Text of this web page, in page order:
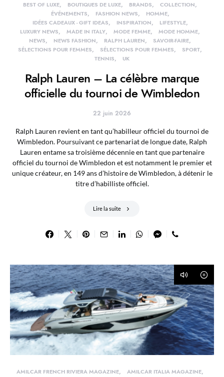
BEST OF LUXE
BOUTIQUES DE LUXE BRANDS
COLLECTION
ÉVÉNEMENTS
FASHION NEWS
HOMME
IDÉES CADEAUX - GIFT IDEAS
INSPIRATION
LIFESTYLE
LUXURY NEWS
MADE IN ITALY MODE FEMME
MODE HOMME
NEWS
NEWS FASHION RALPH LAUREN
SAVOIR-FAIRE
SÉLECTIONS POUR FEMMES
SÉLECTIONS POUR FEMMES
SPORT
TENNIS
UK
Ralph Lauren – La célèbre marque
officielle du tournoi de Wimbledon
22 juin 2026
Ralph Lauren revient en tant qu’habilleur officiel du tournoi de
Wimbledon. Poursuivant ce partenariat de longue date, Ralph
Lauren entame sa troisième décennie en tant que partenaire
officiel du tournoi de Wimbledon et est notamment le premier et
unique créateur, en 149 ans d’histoire de Wimbledon, à détenir le
titre d’habilliste officiel.
Lire la suite
AMILCAR FRENCH RIVIERA MAGAZINE AMILCAR ITALIA MAGAZINE